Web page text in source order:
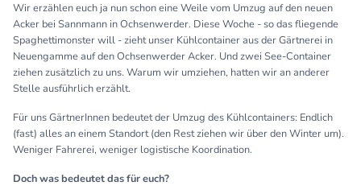
Wir erzählen euch ja nun schon eine Weile vom Umzug auf den neuen
Acker bei Sannmann in Ochsenwerder. Diese Woche - so das fliegende
Spaghettimonster will - zieht unser Kühlcontainer aus der Gärtnerei in
Neuengamme auf den Ochsenwerder Acker. Und zwei See-Container
ziehen zusätzlich zu uns. Warum wir umziehen, hatten wir an anderer
Stelle ausführlich erzählt.
Für uns GärtnerInnen bedeutet der Umzug des Kühlcontainers: Endlich
(fast) alles an einem Standort (den Rest ziehen wir über den Winter um).
Weniger Fahrerei, weniger logistische Koordination.
Doch was bedeutet das für euch?